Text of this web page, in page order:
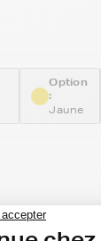
Option
:
Jaune